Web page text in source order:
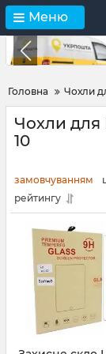
Меню
Головна Чохли
Чохли для
10
замовчуванням
рейтингу